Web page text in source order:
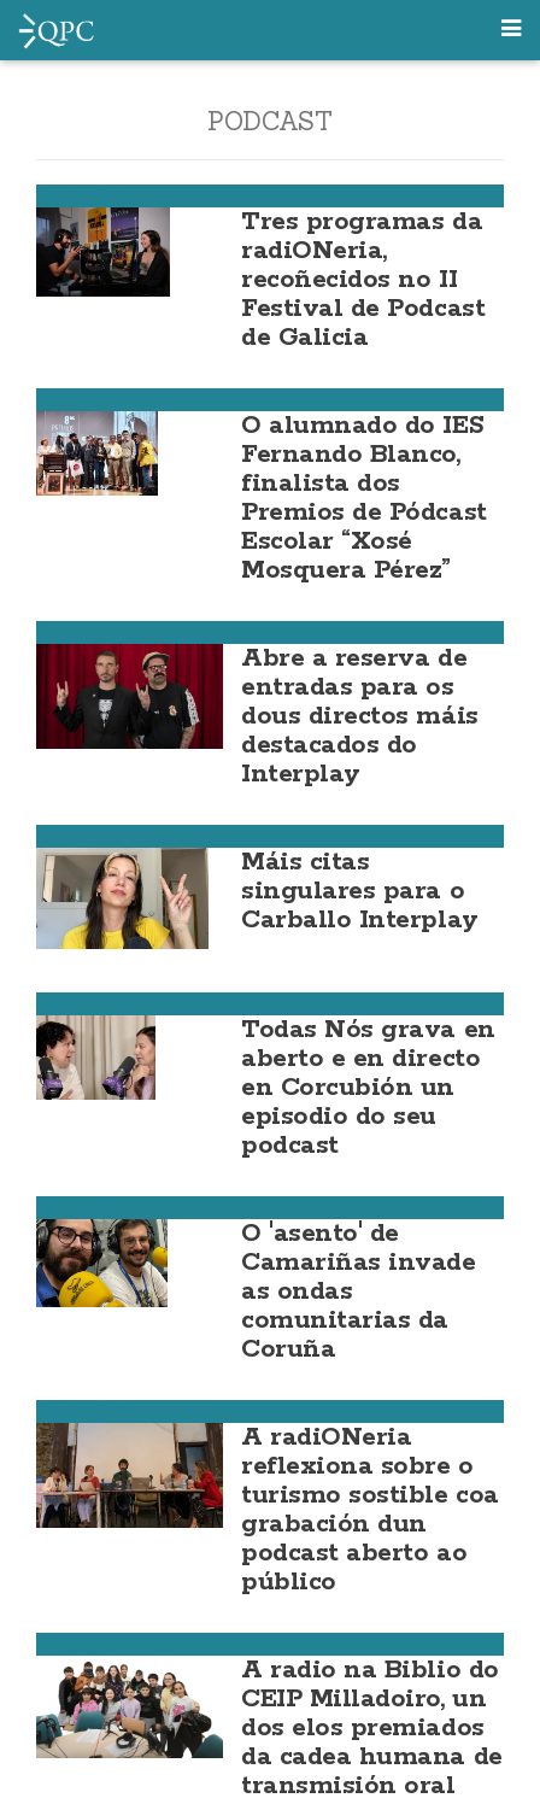
PODCAST
Tres programas da
radiONeria,
recoñecidos no II
Festival de Podcast
de Galicia
O alumnado do IES
Fernando Blanco,
finalista dos
Premios de Pódcast
Escolar “Xosé
Mosquera Pérez”
Abre a reserva de
entradas para os
dous directos máis
destacados do
Interplay
Máis citas
singulares para o
Carballo Interplay
Todas Nós grava en
aberto e en directo
en Corcubión un
episodio do seu
podcast
O 'asento' de
Camariñas invade
as ondas
comunitarias da
Coruña
A radiONeria
reflexiona sobre o
turismo sostible coa
grabación dun
podcast aberto ao
público
A radio na Biblio do
CEIP Milladoiro, un
dos elos premiados
da cadea humana de
transmisión oral